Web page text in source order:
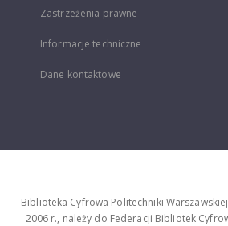
Zastrzeżenia prawne
Informacje techniczne
Dane kontaktowe
Biblioteka Cyfrowa Politechniki
2006 r., należy do Federacji Bibliotek